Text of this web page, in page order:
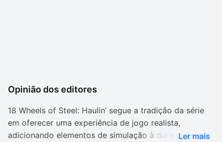
Opinião dos editores
18 Wheels of Steel: Haulin’ segue a tradição da série
em oferecer uma experiência de jogo realista,
adicionando elementos de simulação à dura tarefa de
Ler mais